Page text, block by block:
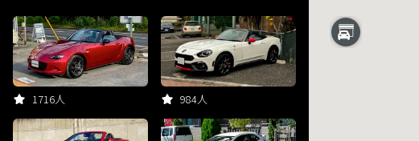
1716人 984人